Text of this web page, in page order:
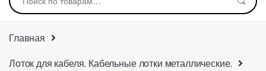
Главная
Лоток для кабеля. Кабельные лотки металлические.